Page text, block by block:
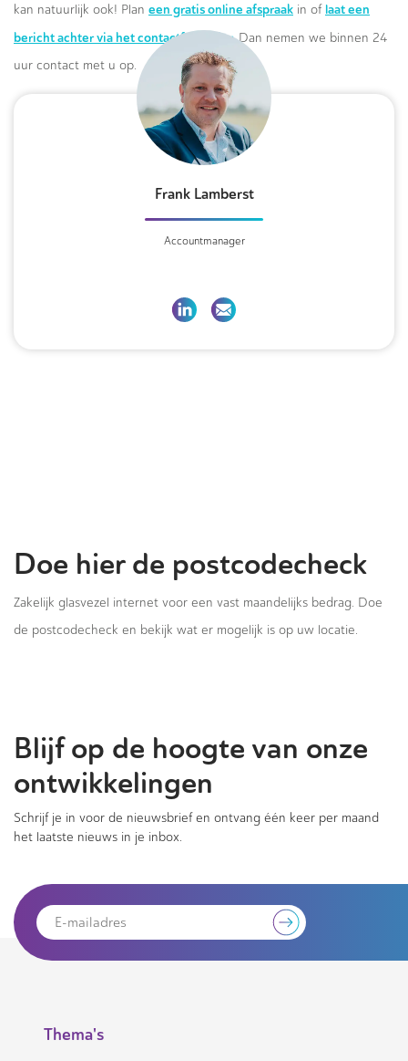
kan natuurlijk ook! Plan een gratis online afspraak in of laat een
bericht achter via het contactformulier.Dan nemen we binnen 24
uur contact met u op.
Frank Lamberst
Accountmanager
Doe hier de postcodecheck
Zakelijk glasvezel internet voor een vast maandelijks bedrag. Doe
de postcodecheck en bekijk wat er mogelijk is op uw locatie.
Blijf op de hoogte van onze
ontwikkelingen
Schrijf je in voor de nieuwsbrief en ontvang één keer per maand
het laatste nieuws in je inbox.
Thema's